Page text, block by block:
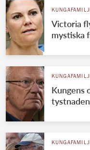
Victoria
mystiska
Kungens